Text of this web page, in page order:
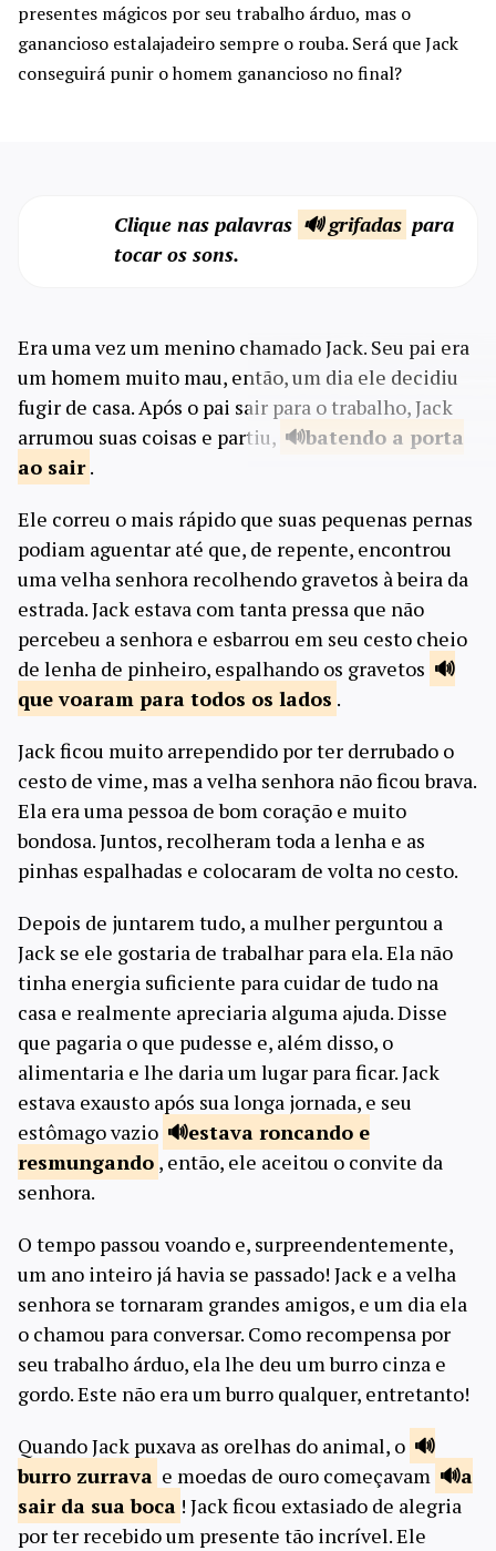
presentes mágicos por seu trabalho árduo, mas o
ganancioso estalajadeiro sempre o rouba. Será que Jack
conseguirá punir o homem ganancioso no final?
Clique nas palavras 🔊 grifadas para
tocar os sons.
Era uma vez um menino chamado Jack. Seu pai era
um homem muito mau, então, um dia ele decidiu
fugir de casa. Após o pai sair para o trabalho, Jack
arrumou suas coisas e partiu,
batendo a porta
ao sair .
Ele correu o mais rápido que suas pequenas pernas
podiam aguentar até que, de repente, encontrou
uma velha senhora recolhendo gravetos à beira da
estrada. Jack estava com tanta pressa que não
percebeu a senhora e esbarrou em seu cesto cheio
de lenha de pinheiro, espalhando os gravetos
que voaram para todos os lados .
Jack ficou muito arrependido por ter derrubado o
cesto de vime, mas a velha senhora não ficou brava.
Ela era uma pessoa de bom coração e muito
bondosa. Juntos, recolheram toda a lenha e as
pinhas espalhadas e colocaram de volta no cesto.
Depois de juntarem tudo, a mulher perguntou a
Jack se ele gostaria de trabalhar para ela. Ela não
tinha energia suficiente para cuidar de tudo na
casa e realmente apreciaria alguma ajuda. Disse
que pagaria o que pudesse e, além disso, o
alimentaria e lhe daria um lugar para ficar. Jack
estava exausto após sua longa jornada, e seu
estômago vazio
estava roncando e
resmungando , então, ele aceitou o convite da
senhora.
O tempo passou voando e, surpreendentemente,
um ano inteiro já havia se passado! Jack e a velha
senhora se tornaram grandes amigos, e um dia ela
o chamou para conversar. Como recompensa por
seu trabalho árduo, ela lhe deu um burro cinza e
gordo. Este não era um burro qualquer, entretanto!
Quando Jack puxava as orelhas do animal, o
burro zurrava e moedas de ouro começavam
a
sair da sua boca ! Jack ficou extasiado de alegria
por ter recebido um presente tão incrível. Ele